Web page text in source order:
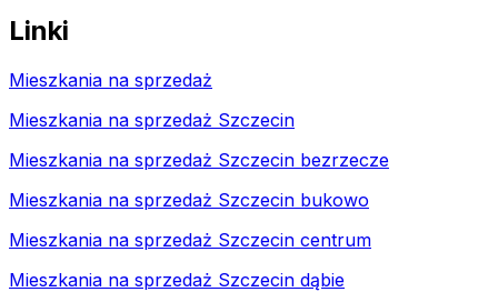
Linki
Mieszkania na sprzedaż
Mieszkania na sprzedaż Szczecin
Mieszkania na sprzedaż Szczecin bezrzecze
Mieszkania na sprzedaż Szczecin bukowo
Mieszkania na sprzedaż Szczecin centrum
Mieszkania na sprzedaż Szczecin dąbie